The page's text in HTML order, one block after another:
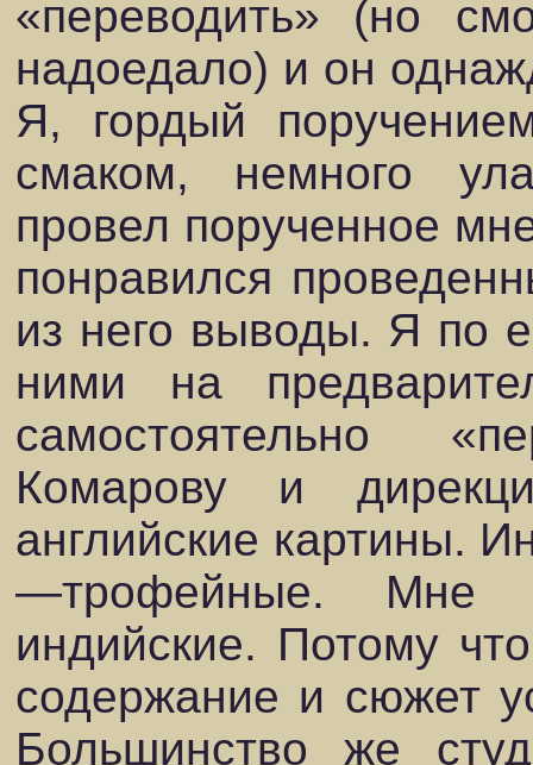
«переводить» (но
надоедало) и он
Я, гордый
смаком, немного
провел порученное
понравился
из него выводы. Я по
ними на
самостоятельно
Комарову и
английские картины.
—трофейные. Мне
индийские. Потому
содержание и сюжет
Большинство же